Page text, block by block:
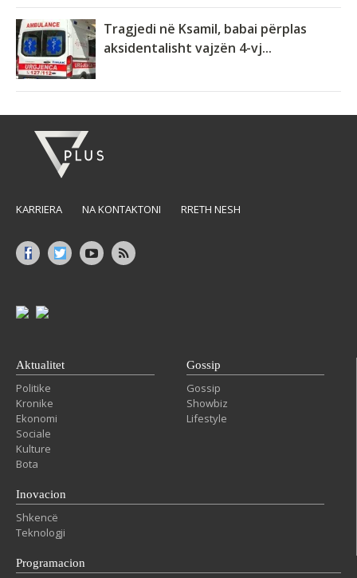
Tragjedi në Ksamil, babai përplas
aksidentalisht vajzën 4-vj...
KARRIERA NA KONTAKTONI RRETH NESH
Aktualitet
Politike
Kronike
Ekonomi
Sociale
Kulture
Bota
Gossip
Gossip
Showbiz
Lifestyle
Inovacion
Shkencë
Teknologji
Programacion